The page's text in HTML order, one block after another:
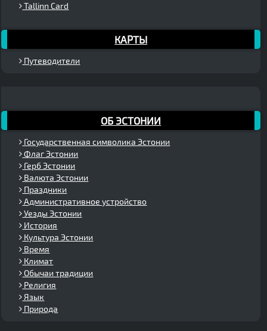
Tallinn Card
КАРТЫ
Путеводители
ОБ ЭСТОНИИ
Государственная символика Эстонии
Флаг Эстонии
Герб Эстонии
Валюта Эстонии
Праздники
Административное устройство
Уезды Эстонии
История
Культура Эстонии
Время
Климат
Обычаи традиции
Религия
Язык
Природа